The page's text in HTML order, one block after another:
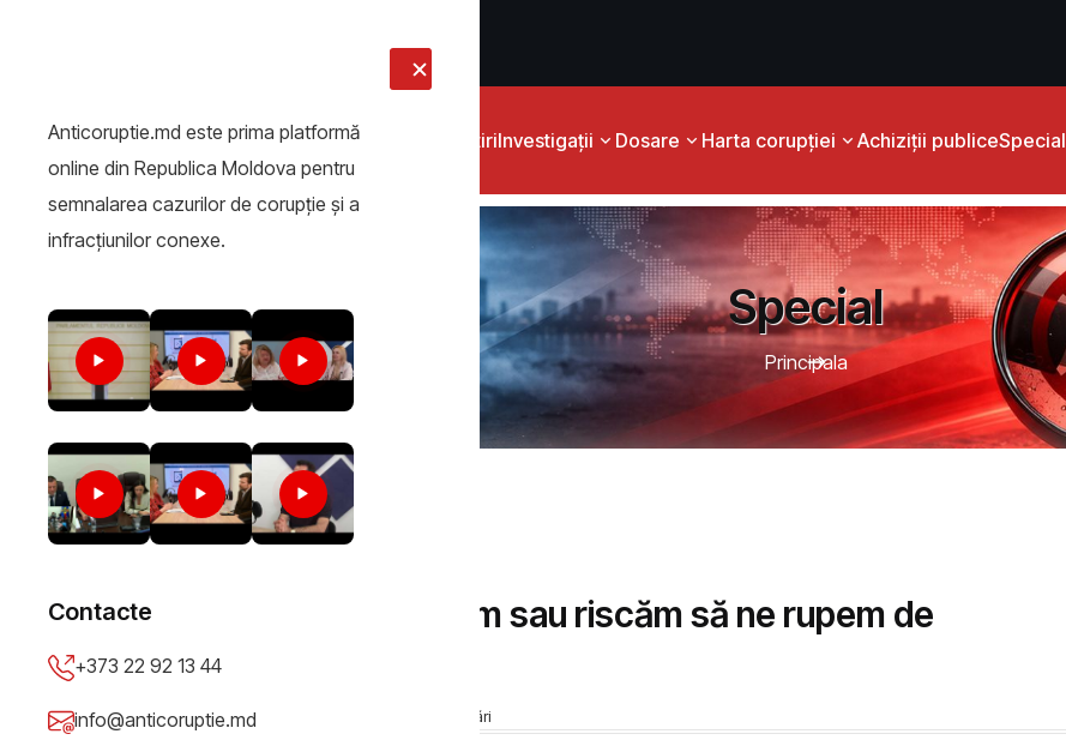
ȘtiriInvestigații Dosare Harta corupției Achiziții publiceSpecial
Anticoruptie.md este prima platformă
online din Republica Moldova pentru
semnalarea cazurilor de corupţie şi a
infracţiunilor conexe.
Contacte
+373 22 92 13 44
info@anticoruptie.md
Special
Principala
Editorial// Modernizăm sau riscăm să ne rupem de
cetățeni?
Mădălin Necșuțu 230 vizualizări